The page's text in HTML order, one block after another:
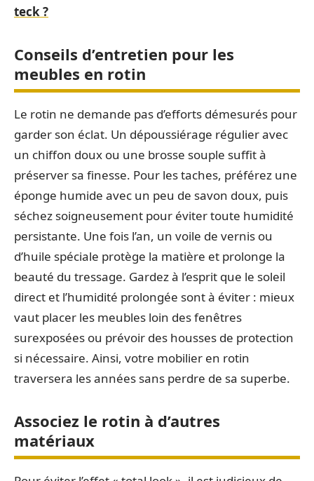
teck ?
Conseils d’entretien pour les
meubles en rotin
Le rotin ne demande pas d’efforts démesurés pour
garder son éclat. Un dépoussiérage régulier avec
un chiffon doux ou une brosse souple suffit à
préserver sa finesse. Pour les taches, préférez une
éponge humide avec un peu de savon doux, puis
séchez soigneusement pour éviter toute humidité
persistante. Une fois l’an, un voile de vernis ou
d’huile spéciale protège la matière et prolonge la
beauté du tressage. Gardez à l’esprit que le soleil
direct et l’humidité prolongée sont à éviter : mieux
vaut placer les meubles loin des fenêtres
surexposées ou prévoir des housses de protection
si nécessaire. Ainsi, votre mobilier en rotin
traversera les années sans perdre de sa superbe.
Associez le rotin à d’autres
matériaux